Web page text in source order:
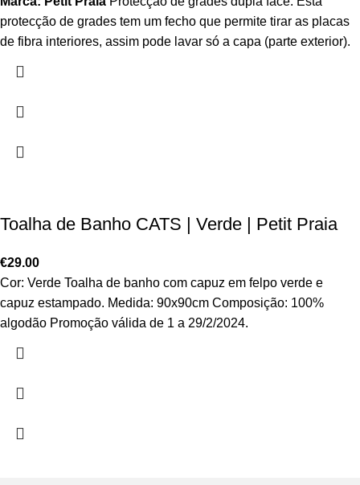
protecção de grades tem um fecho que permite tirar as placas
de fibra interiores, assim pode lavar só a capa (parte exterior).
Toalha de Banho CATS | Verde | Petit Praia
€29.00
Cor: Verde Toalha de banho com capuz em felpo verde e
capuz estampado. Medida: 90x90cm Composição: 100%
algodão Promoção válida de 1 a 29/2/2024.